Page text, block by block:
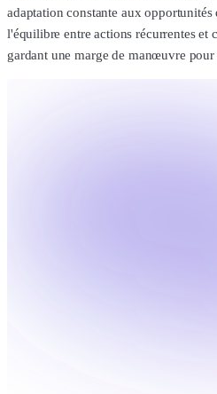
adaptation constante aux
l'équilibre entre actions récurrentes et
gardant une marge de manœuvre